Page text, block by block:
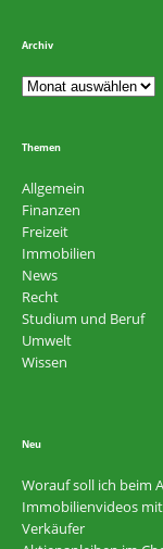
Archiv
Themen
Allgemein
Finanzen
Freizeit
Immobilien
News
Recht
Studium und Beruf
Umwelt
Wissen
Neu
Worauf soll ich beim
Immobilienvideos
Verkäufer